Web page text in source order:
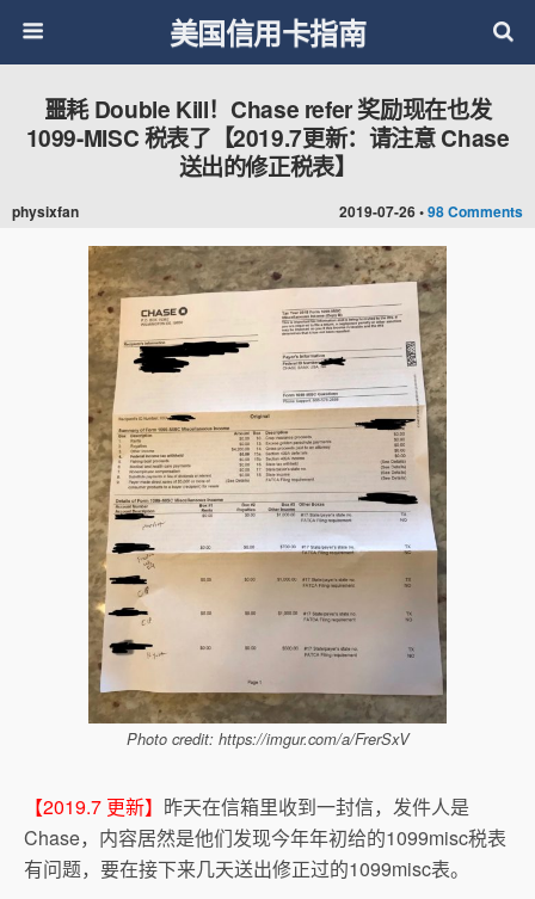
美国信用卡指南
2019-07-26 •98 Comments
噩耗 Double Kill！Chase refer 奖励现在也发
1099-MISC 税表了【2019.7更新：请注意 Chase
送出的修正税表】
physixfan
Photo credit: https://imgur.com/a/FrerSxV
【2019.7 更新】 昨天在信箱里收到一封信，发件人是
Chase，内容居然是他们发现今年年初给的1099misc税表
有问题，要在接下来几天送出修正过的1099misc表。